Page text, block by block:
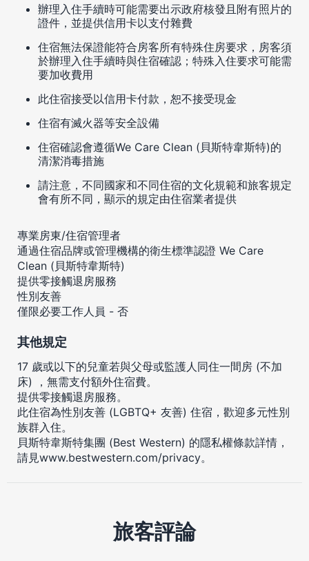
辦理入住手續時可能需要出示政府核發且附有照片的
證件，並提供信用卡以支付雜費
住宿無法保證能符合房客所有特殊住房要求，房客須
於辦理入住手續時與住宿確認；特殊入住要求可能需
要加收費用
此住宿接受以信用卡付款，恕不接受現金
住宿有滅火器等安全設備
住宿確認會遵循We Care Clean (貝斯特韋斯特)的
清潔消毒措施
請注意，不同國家和不同住宿的文化規範和旅客規定
會有所不同，顯示的規定由住宿業者提供
專業房東/住宿管理者
通過住宿品牌或管理機構的衛生標準認證 We Care
Clean (貝斯特韋斯特)
提供零接觸退房服務
性別友善
僅限必要工作人員 - 否
其他規定
17 歲或以下的兒童若與父母或監護人同住一間房 (不加
床) ，無需支付額外住宿費。
提供零接觸退房服務。
此住宿為性別友善 (LGBTQ+ 友善) 住宿，歡迎多元性別
族群入住。
貝斯特韋斯特集團 (Best Western) 的隱私權條款詳情，
請見www.bestwestern.com/privacy。
旅客評論